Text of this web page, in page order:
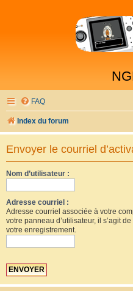
FAQ
Index du forum
Envoyer le courriel
Nom d’utilisateur :
Adresse courriel :
Adresse courriel associée à votre
votre panneau d’utilisateur, il s’agit
votre enregistrement.